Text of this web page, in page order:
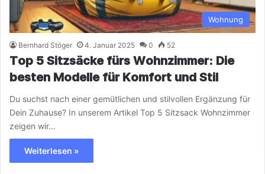
Wohnung
Bernhard Stöger 4. Januar 2025 0 52
Top 5 Sitzsäcke fürs Wohnzimmer: Die
besten Modelle für Komfort und Stil
Du suchst nach einer gemütlichen und stilvollen Ergänzung für
Dein Zuhause? In unserem Artikel Top 5 Sitzsack Wohnzimmer
zeigen wir…
Weiterlesen »